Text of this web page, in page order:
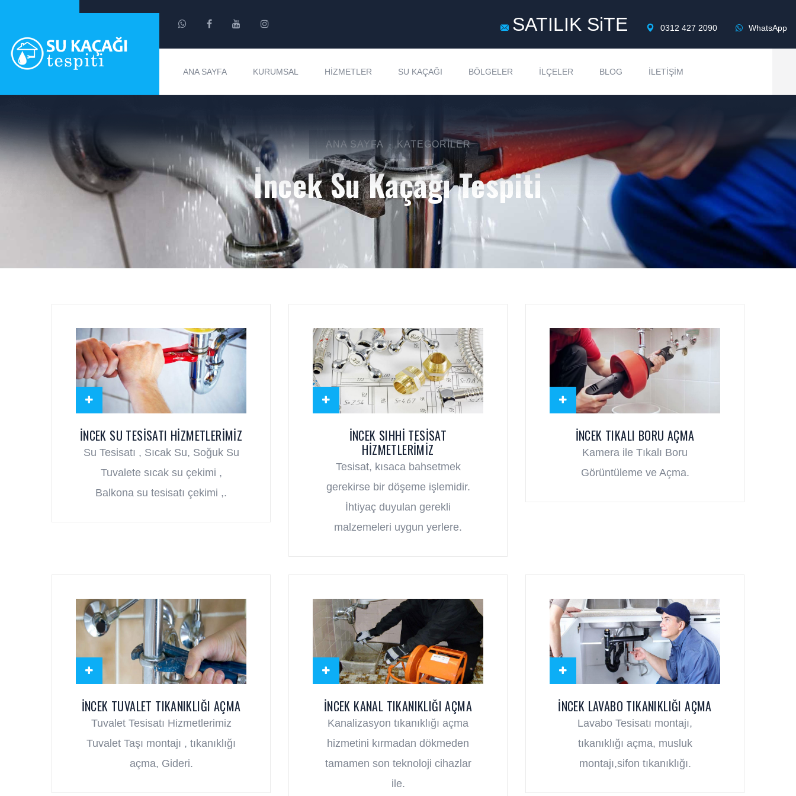
SATILIK SiTE 0312 427 2090 WhatsApp
ANA SAYFA KURUMSAL HIZMETLER SU KAÇAĞI BÖLGELER İLÇELER BLOG İLETIŞIM
ANA SAYFA KATEGORILER
İncek Su Kaçağı Tespiti
İNCEK SU TESISATI HIZMETLERIMIZ
Su Tesisatı , Sıcak Su, Soğuk Su
Tuvalete sıcak su çekimi ,
Balkona su tesisatı çekimi ,.
İNCEK SIHHI TESISAT
HIZMETLERIMIZ
Tesisat, kısaca bahsetmek
gerekirse bir döşeme işlemidir.
İhtiyaç duyulan gerekli
malzemeleri uygun yerlere.
İNCEK TIKALI BORU AÇMA
Kamera ile Tıkalı Boru
Görüntüleme ve Açma.
İNCEK TUVALET TIKANIKLIĞI AÇMA
Tuvalet Tesisatı Hizmetlerimiz
Tuvalet Taşı montajı , tıkanıklığı
açma, Gideri.
İNCEK KANAL TIKANIKLIĞI AÇMA
Kanalizasyon tıkanıklığı açma
hizmetini kırmadan dökmeden
tamamen son teknoloji cihazlar
ile.
İNCEK LAVABO TIKANIKLIĞI AÇMA
Lavabo Tesisatı montajı,
tıkanıklığı açma, musluk
montajı,sifon tıkanıklığı.